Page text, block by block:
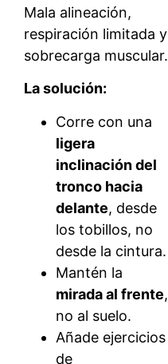
Mala alineación,
respiración limitada y
sobrecarga muscular.
La solución:
Corre con una
ligera
inclinación del
tronco hacia
delante, desde
los tobillos, no
desde la cintura.
Mantén la
mirada al frente,
no al suelo.
Añade ejercicios
de